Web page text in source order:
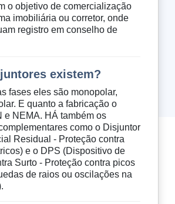
o objetivo de comercialização
imobiliária ou corretor, onde
registro em conselho de
existem?
fases eles são monopolar,
E quanto a fabricação o
e NEMA. HÁ também os
como o Disjuntor
Residual - Proteção contra
e o DPS (Dispositivo de
Surto - Proteção contra picos
de raios ou oscilações na